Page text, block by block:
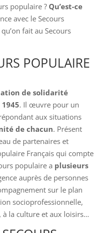
populaire ? Qu’est-ce
avec le Secours
fait au Secours
POPULAIRE
de solidarité
. Il œuvre pour un
aux situations
de chacun. Présent
de partenaires et
Français qui compte
populaire a plusieurs
auprès de personnes
sur le plan
socioprofessionnelle,
à la culture et aux loisirs…